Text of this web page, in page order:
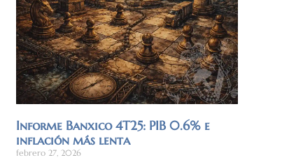
Informe Banxico 4T25: PIB 0.6% e
inflación más lenta
febrero 27, 2026